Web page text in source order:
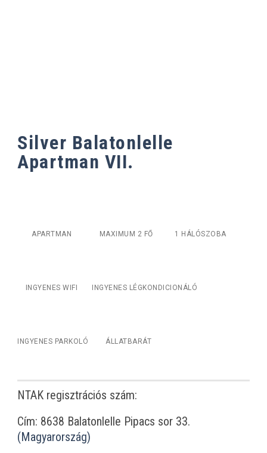
Silver Balatonlelle
Apartman VII.
APARTMAN MAXIMUM 2 FŐ 1 HÁLÓSZOBA
INGYENES WIFI INGYENES LÉGKONDICIONÁLÓ
INGYENES PARKOLÓ ÁLLATBARÁT
NTAK regisztrációs szám:
Cím: 8638 Balatonlelle Pipacs sor 33.
(Magyarország)